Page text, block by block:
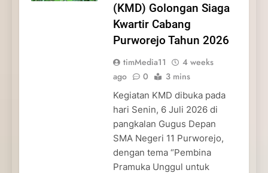
(KMD) Golongan Siaga
Kwartir Cabang
Purworejo Tahun 2026
timMedia11
4 weeks
ago
0 3 mins
Kegiatan KMD dibuka pada
hari Senin, 6 Juli 2026 di
pangkalan Gugus Depan
SMA Negeri 11 Purworejo,
dengan tema “Pembina
Pramuka Unggul untuk